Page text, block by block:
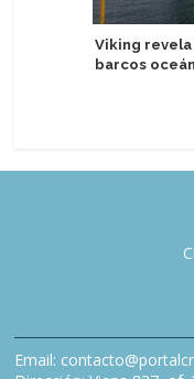
Viking
barcos
Email: